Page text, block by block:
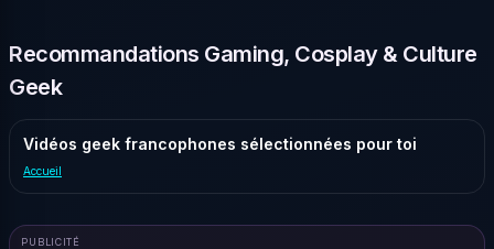
Recommandations Gaming, Cosplay & Culture
Geek
Vidéos geek francophones sélectionnées pour toi
Accueil
PUBLICITÉ